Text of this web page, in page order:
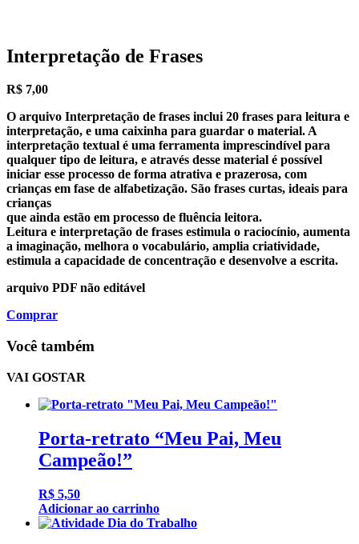
Interpretação de Frases
R$ 7,00
O arquivo Interpretação de frases inclui 20 frases para leitura e
interpretação, e uma caixinha para guardar o material. A
interpretação textual é uma ferramenta imprescindível para
qualquer tipo de leitura, e através desse material é possível
iniciar esse processo de forma atrativa e prazerosa, com
crianças em fase de alfabetização. São frases curtas, ideais para
crianças
que ainda estão em processo de fluência leitora.
Leitura e interpretação de frases estimula o raciocínio, aumenta
a imaginação, melhora o vocabulário, amplia criatividade,
estimula a capacidade de concentração e desenvolve a escrita.
arquivo PDF não editável
Comprar
Você também
VAI GOSTAR
Porta-retrato “Meu Pai, Meu
Campeão!”
R$ 5,50
Adicionar ao carrinho